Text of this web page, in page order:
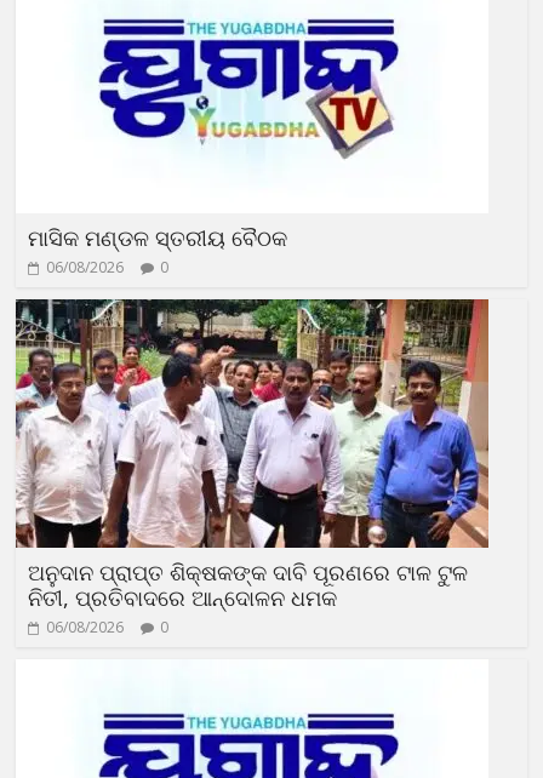
ମାସିକ ମଣ୍ଡଳ ସ୍ତରୀୟ ବୈଠକ
06/08/2026 0
ଅନୁଦାନ ପ୍ରାପ୍ତ ଶିକ୍ଷକଙ୍କ ଦାବି ପୂରଣରେ ଟାଳ ଟୁଳ
ନିତୀ, ପ୍ରତିବାଦରେ ଆନ୍ଦୋଳନ ଧମକ
06/08/2026 0